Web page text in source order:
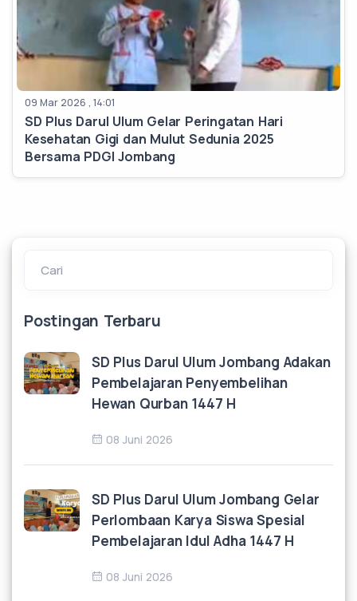
09 Mar 2026 , 14:01
SD Plus Darul Ulum Gelar Peringatan Hari
Kesehatan Gigi dan Mulut Sedunia 2025
Bersama PDGI Jombang
Cari
Postingan Terbaru
SD Plus Darul Ulum Jombang Adakan
Pembelajaran Penyembelihan
Hewan Qurban 1447 H
08 Juni 2026
SD Plus Darul Ulum Jombang Gelar
Perlombaan Karya Siswa Spesial
Pembelajaran Idul Adha 1447 H
08 Juni 2026